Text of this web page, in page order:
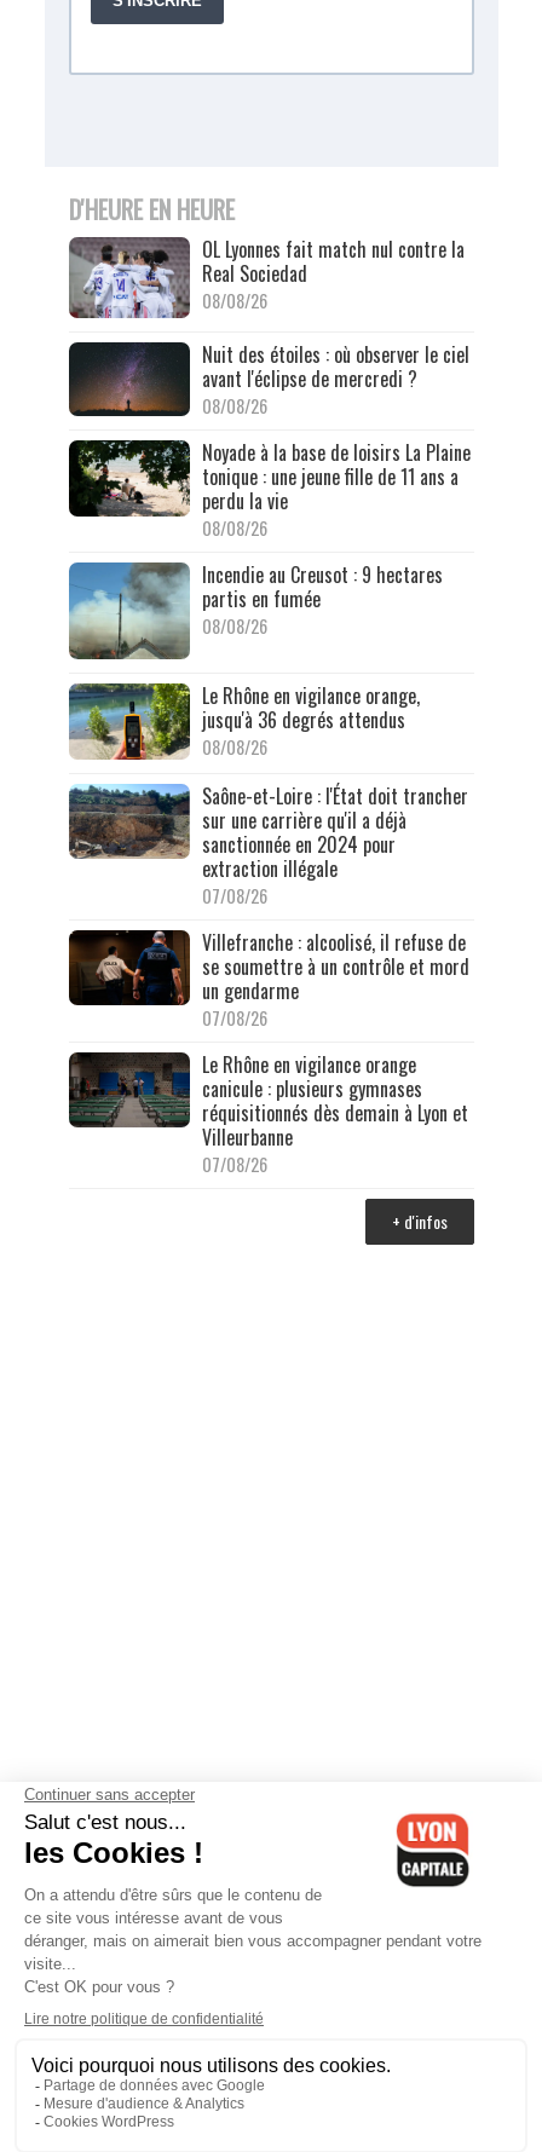
D'HEURE EN HEURE
OL Lyonnes fait match nul contre la
Real Sociedad
08/08/26
Nuit des étoiles : où observer le ciel
avant l'éclipse de mercredi ?
08/08/26
Noyade à la base de loisirs La Plaine
tonique : une jeune fille de 11 ans a
perdu la vie
08/08/26
Incendie au Creusot : 9 hectares
partis en fumée
08/08/26
Le Rhône en vigilance orange,
jusqu'à 36 degrés attendus
08/08/26
Saône-et-Loire : l'État doit trancher
sur une carrière qu'il a déjà
sanctionnée en 2024 pour
extraction illégale
07/08/26
Villefranche : alcoolisé, il refuse de
se soumettre à un contrôle et mord
un gendarme
07/08/26
Le Rhône en vigilance orange
canicule : plusieurs gymnases
réquisitionnés dès demain à Lyon et
Villeurbanne
07/08/26
+ d'infos
Contactez-nous-Mentions légales-CGV-Politique de
confidentialité-Gestion des cookies